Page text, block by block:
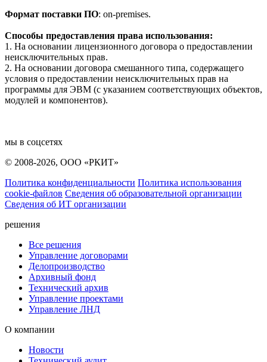
Формат поставки ПО: on-premises.
Способы предоставления права использования:
1. На основании лицензионного договора о предоставлении
неисключительных прав.
2. На основании договора смешанного типа, содержащего
условия о предоставлении неисключительных прав на
программы для ЭВМ (с указанием соответствующих объектов,
модулей и компонентов).
мы в соцсетях
© 2008-2026, ООО «РКИТ»
Политика конфиденциальности Политика использования
cookie-файлов Сведения об образовательной организации
Сведения об ИТ организации
решения
Все решения
Управление договорами
Делопроизводство
Архивный фонд
Технический архив
Управление проектами
Управление ЛНД
О компании
Новости